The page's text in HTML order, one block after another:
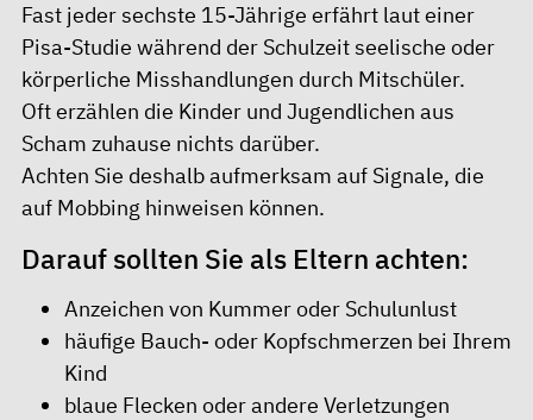
Fast jeder sechste 15-Jährige erfährt laut einer
Pisa-Studie während der Schulzeit seelische oder
körperliche Misshandlungen durch Mitschüler.
Oft erzählen die Kinder und Jugendlichen aus
Scham zuhause nichts darüber.
Achten Sie deshalb aufmerksam auf Signale, die
auf Mobbing hinweisen können.
Darauf sollten Sie als Eltern achten:
Anzeichen von Kummer oder Schulunlust
häufige Bauch- oder Kopfschmerzen bei Ihrem
Kind
blaue Flecken oder andere Verletzungen